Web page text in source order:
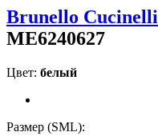
Brunello Cucinelli
ME6240627
Цвет: белый
Размер (SML):